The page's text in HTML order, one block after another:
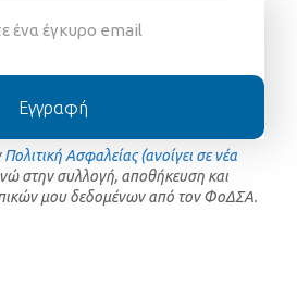
Πολιτική Ασφαλείας (ανοίγει σε νέα
στην συλλογή, αποθήκευση και
μου δεδομένων από τον ΦοΔΣΑ.
Εγγραφή